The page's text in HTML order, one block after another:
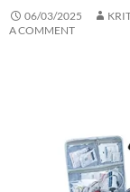
06/03/2025
A COMMENT